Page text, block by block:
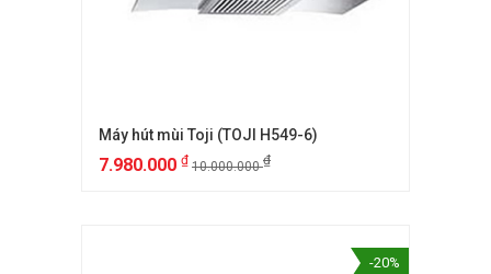
Máy hút mùi Toji (TOJI H549-6)
7.980.000 ₫ 10.000.000₫
-20%